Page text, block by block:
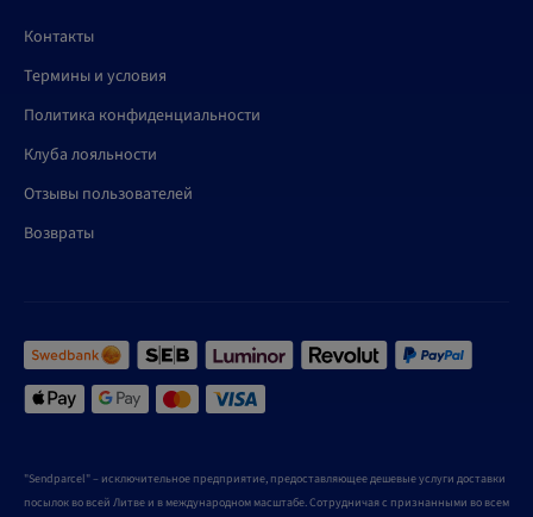
Контакты
Термины и условия
Политика конфиденциальности
Клуба лояльности
Отзывы пользователей
Возвраты
"Sendparcel" – исключительное предприятие, предоставляющее дешевые услуги доставки
посылок во всей Литве и в международном масштабе. Сотрудничая с признанными во всем